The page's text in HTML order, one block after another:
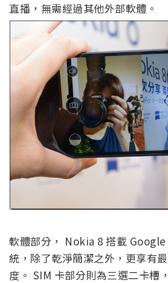
直播，無需經過其他外部軟體。
軟體部分， Nokia 8 搭載
統，除了乾淨簡潔之外，更享有
度。 SIM 卡部分則為三選二卡槽